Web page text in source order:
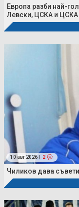
Европа разби най-
Левски, ЦСКА и ЦСКА
10 авг 2026 | 2
Чиликов дава